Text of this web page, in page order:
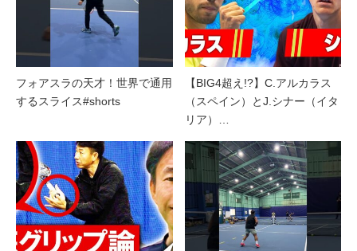
フォアスラの天才！世界で通用
するスライス#shorts
【BIG4超え!?】C.アルカラス
（スペイン）とJ.シナー（イタ
リア）…